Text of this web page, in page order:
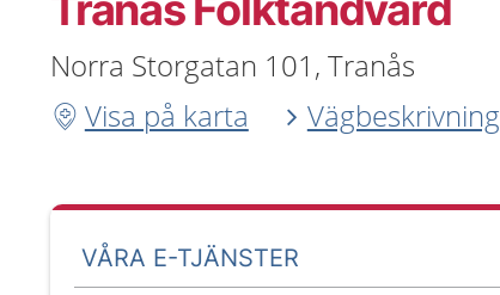
Norra Storgatan 101, Tranås
Visa på karta
Vägbeskrivning
VÅRA E-TJÄNSTER